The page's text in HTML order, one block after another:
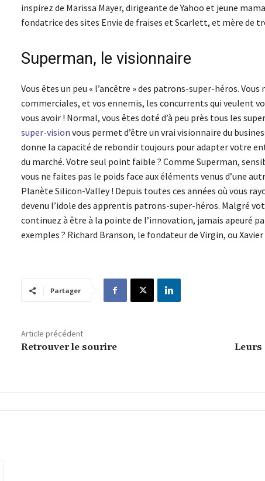
inspirez de Marissa Mayer, dirigeante de Yahoo et jeune
fondatrice des sites Envie de fraises et Scarlett, et mère de
Superman, le visionnaire
Vous êtes un peu « l’ancêtre » des patrons-super-héros.
commerciales, et vos ennemis, les concurrents qui veulent
vous avoir ! Normal, vous êtes doté d’à peu près tous les
super-vision vous permet d’être un vrai visionnaire du
donne la capacité de rebondir toujours pour adapter votre
du marché. Votre seul point faible ? Comme Superman,
vous ne faites pas le poids face aux éléments venus d’une
Planète Silicon-Valley ! Depuis toutes ces années où vous
devenu l’idole des apprentis patrons-super-héros. Malgré
continuez à être à la pointe de l’innovation, jamais apeuré
exemples ? Richard Branson, le fondateur de Virgin, ou
Partager
Article précédent
Retrouver le sourire
Leurs